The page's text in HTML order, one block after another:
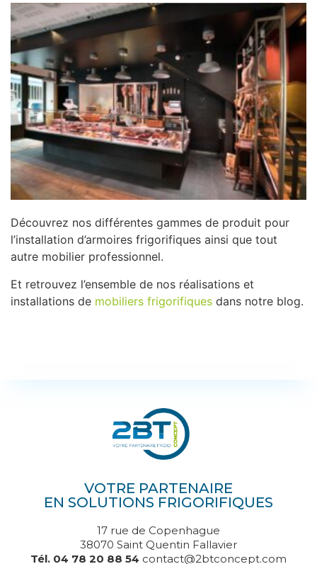
Découvrez nos différentes gammes de produit pour
l’installation d’armoires frigorifiques ainsi que tout
autre mobilier professionnel.
Et retrouvez l’ensemble de nos réalisations et
installations de mobiliers frigorifiques dans notre blog.
VOTRE PARTENAIRE
EN SOLUTIONS FRIGORIFIQUES
17 rue de Copenhague
38070 Saint Quentin Fallavier
Tél. 04 78 20 88 54 contact@2btconcept.com